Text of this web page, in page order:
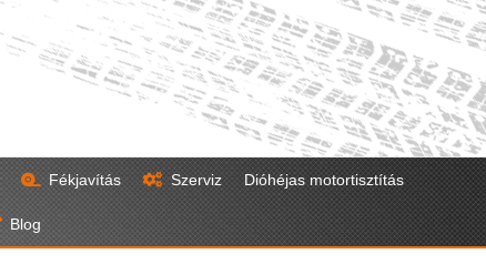
Fékjavítás Szerviz Dióhéjas motortisztítás
Blog